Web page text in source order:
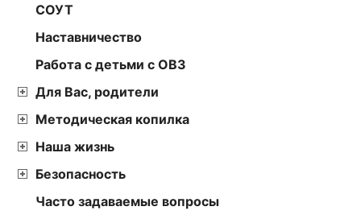
СОУТ
Наставничество
Работа с детьми с ОВЗ
Для Вас, родители
Методическая копилка
Наша жизнь
Безопасность
Часто задаваемые вопросы